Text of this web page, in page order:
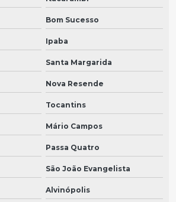
Bom Sucesso
Ipaba
Santa Margarida
Nova Resende
Tocantins
Mário Campos
Passa Quatro
São João Evangelista
Alvinópolis